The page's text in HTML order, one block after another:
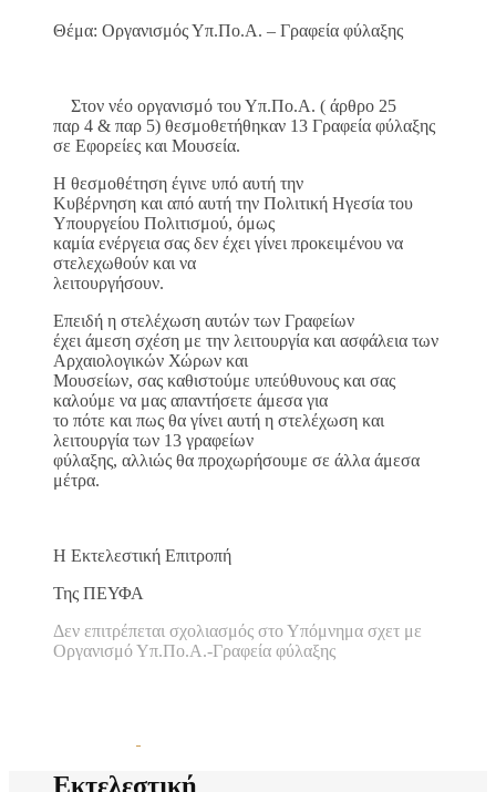
Θέμα: Οργανισμός Υπ.Πο.Α. – Γραφεία φύλαξης
Στον νέο οργανισμό του Υπ.Πο.Α. ( άρθρο 25
παρ 4 & παρ 5) θεσμοθετήθηκαν 13 Γραφεία φύλαξης
σε Εφορείες και Μουσεία.
Η θεσμοθέτηση έγινε υπό αυτή την
Κυβέρνηση και από αυτή την Πολιτική Ηγεσία του
Υπουργείου Πολιτισμού, όμως
καμία ενέργεια σας δεν έχει γίνει προκειμένου να
στελεχωθούν και να
λειτουργήσουν.
Επειδή η στελέχωση αυτών των Γραφείων
έχει άμεση σχέση με την λειτουργία και ασφάλεια των
Αρχαιολογικών Χώρων και
Μουσείων, σας καθιστούμε υπεύθυνους και σας
καλούμε να μας απαντήσετε άμεσα για
το πότε και πως θα γίνει αυτή η στελέχωση και
λειτουργία των 13 γραφείων
φύλαξης, αλλιώς θα προχωρήσουμε σε άλλα άμεσα
μέτρα.
Η Εκτελεστική Επιτροπή
Της ΠΕΥΦΑ
Δεν επιτρέπεται σχολιασμός στο Υπόμνημα σχετ με
Οργανισμό Υπ.Πο.Α.-Γραφεία φύλαξης
Εκτελεστική